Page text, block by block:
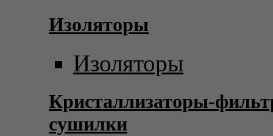
Изоляторы
Изоляторы
Кристаллизаторы-
сушилки